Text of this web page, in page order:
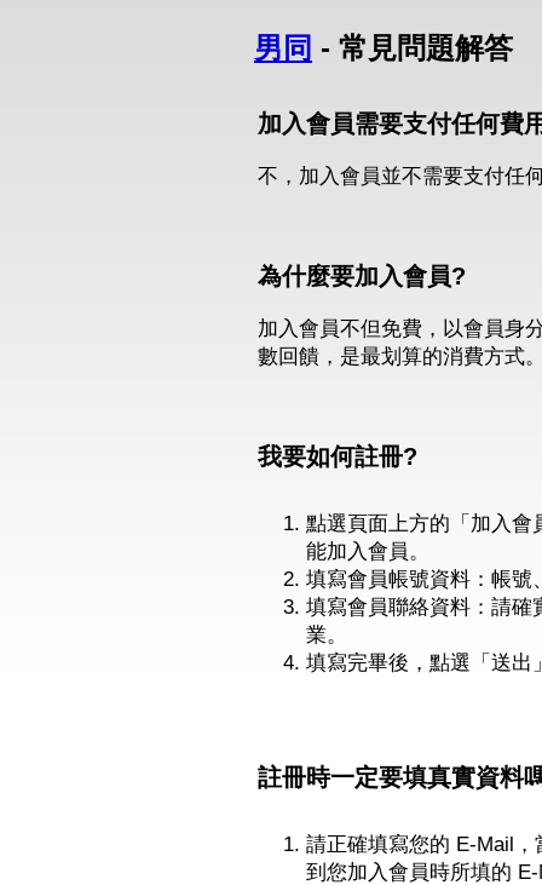
男同 - 常見問題解答
加入會員需要支付任何費
不，加入會員並不需要支付任
為什麼要加入會員?
加入會員不但免費，以會員身
數回饋，是最划算的消費方式
我要如何註冊?
點選頁面上方的「加入會
能加入會員。
填寫會員帳號資料：帳號
填寫會員聯絡資料：請確
業。
填寫完畢後，點選「送出
註冊時一定要填真實資料
請正確填寫您的 E-Mail
到您加入會員時所填的